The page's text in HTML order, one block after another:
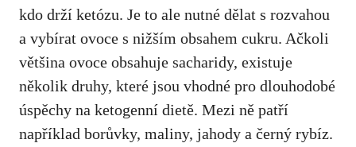
kdo drží‍ ketózu. Je to ale nutné dělat ‍s rozvahou
a vybírat ovoce s nižším obsahem cukru. Ačkoli
většina ovoce obsahuje ‌sacharidy, existuje
několik‍ druhy, které jsou vhodné pro dlouhodobé
⁤úspěchy na ketogenní​ dietě. Mezi‍ ně patří‌
například borůvky, maliny, jahody a černý rybíz.